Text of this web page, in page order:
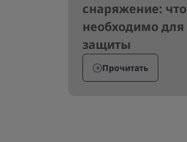
снаряжение: что
необходимо для
защиты
Прочитать